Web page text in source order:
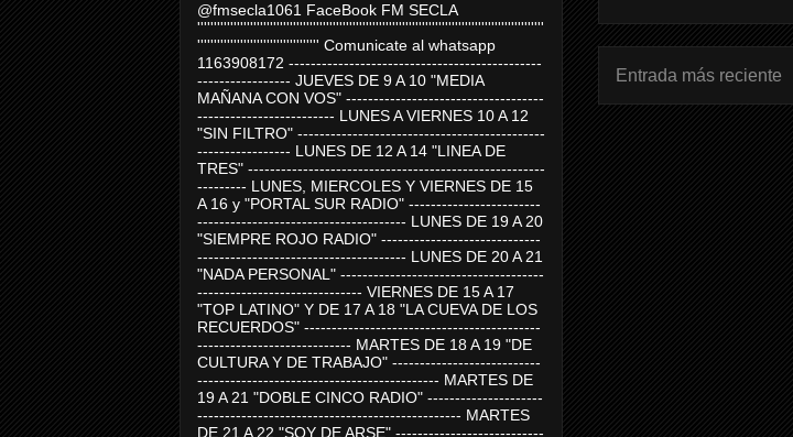
Entrada más reciente
@fmsecla1061 FaceBook FM SECLA
'''''''''''''''''''''''''''''''''''''''''''''''''''''''''''''''''''''''''''''''''''''''''''''''''''''''''
''''''''''''''''''''''''''''''''''''' Comunicate al whatsapp
1163908172 ----------------------------------------------
----------------- JUEVES DE 9 A 10 "MEDIA
MAÑANA CON VOS" ------------------------------------
------------------------- LUNES A VIERNES 10 A 12
"SIN FILTRO" ---------------------------------------------
----------------- LUNES DE 12 A 14 "LINEA DE
TRES" ------------------------------------------------------
--------- LUNES, MIERCOLES Y VIERNES DE 15
A 16 y "PORTAL SUR RADIO" ------------------------
-------------------------------------- LUNES DE 19 A 20
"SIEMPRE ROJO RADIO" -----------------------------
-------------------------------------- LUNES DE 20 A 21
"NADA PERSONAL" -------------------------------------
------------------------------ VIERNES DE 15 A 17
"TOP LATINO" Y DE 17 A 18 "LA CUEVA DE LOS
RECUERDOS" -------------------------------------------
---------------------------- MARTES DE 18 A 19 "DE
CULTURA Y DE TRABAJO" ---------------------------
-------------------------------------------- MARTES DE
19 A 21 "DOBLE CINCO RADIO" ---------------------
------------------------------------------------ MARTES
DE 21 A 22 "SOY DE ARSE" ---------------------------